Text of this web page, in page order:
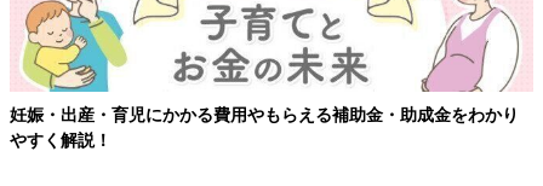
妊娠・出産・育児にかかる費用やもらえる補助金・助成金をわかり
やすく解説！